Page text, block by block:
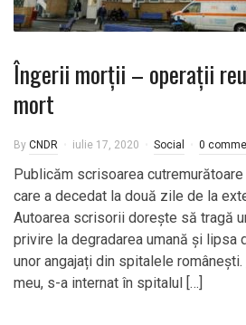
Îngerii morții – operații
mort
By CNDR iulie 17, 2020 Social 0
Publicăm scrisoarea
care a decedat la două zile de la
Autoarea scrisorii dorește să tragă
privire la degradarea umană și lipsa
unor angajați din spitalele românești.
meu, s-a internat în spitalul […]